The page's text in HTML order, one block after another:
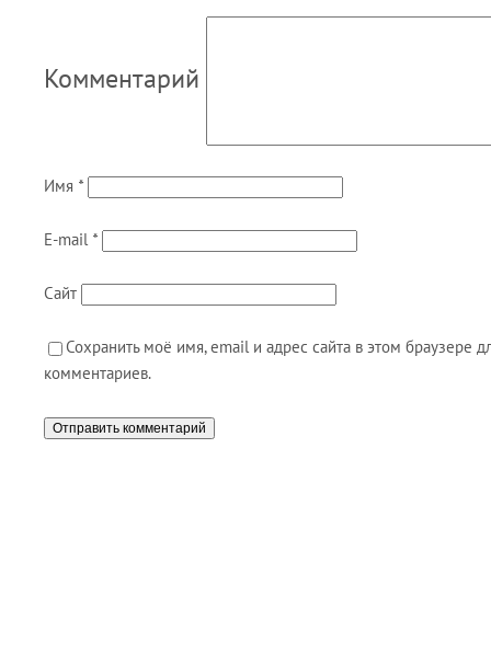
Комментарий
Имя *
E-mail *
Сайт
Сохранить моё имя, email и адрес сайта в этом браузере
комментариев.